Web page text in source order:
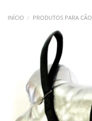
INÍCIO / PRODUTOS PARA CÃO